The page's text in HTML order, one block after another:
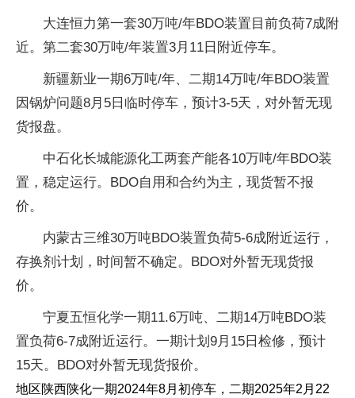
大连恒力第一套30万吨/年BDO装置目前负荷7成附
近。第二套30万吨/年装置3月11日附近停车。
新疆新业一期6万吨/年、二期14万吨/年BDO装置
因锅炉问题8月5日临时停车，预计3-5天，对外暂无现
货报盘。
中石化长城能源化工两套产能各10万吨/年BDO装
置，稳定运行。BDO自用和合约为主，现货暂不报
价。
内蒙古三维30万吨BDO装置负荷5-6成附近运行，
存换剂计划，时间暂不确定。BDO对外暂无现货报
价。
宁夏五恒化学一期11.6万吨、二期14万吨BDO装
置负荷6-7成附近运行。一期计划9月15日检修，预计
15天。BDO对外暂无现货报价。
地区陕西陕化一期2024年8月初停车，二期2025年2月22